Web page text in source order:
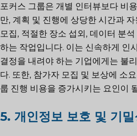
포커스 그룹은 개별 인터뷰보다 비
만, 계획 및 진행에 상당한 시간과
모집, 적절한 장소 섭외, 데이터 분
하는 작업입니다. 이는 신속하게 인
결정을 내려야 하는 기업에게는 불
다. 또한, 참가자 모집 및 보상에 소
룹 진행 비용을 증가시키는 요인이
5. 개인정보 보호 및 기밀